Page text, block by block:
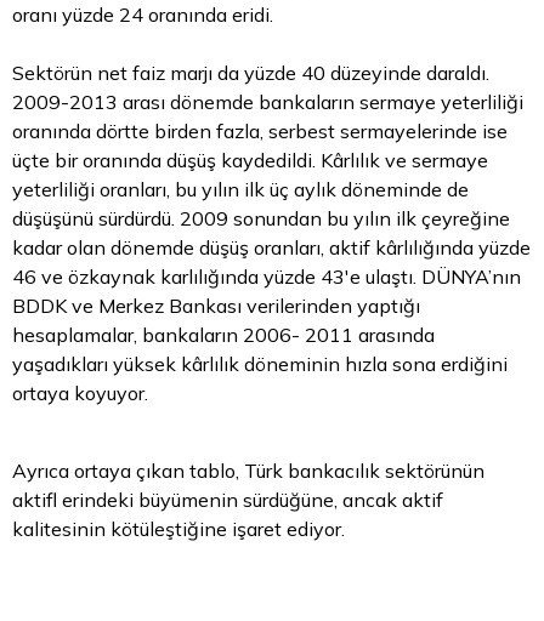
oranı yüzde 24 oranında eridi.
Sektörün net faiz marjı da yüzde 40 düzeyinde daraldı.
2009-2013 arası dönemde bankaların sermaye yeterliliği
oranında dörtte birden fazla, serbest sermayelerinde ise
üçte bir oranında düşüş kaydedildi. Kârlılık ve sermaye
yeterliliği oranları, bu yılın ilk üç aylık döneminde de
düşüşünü sürdürdü. 2009 sonundan bu yılın ilk çeyreğine
kadar olan dönemde düşüş oranları, aktif kârlılığında yüzde
46 ve özkaynak karlılığında yüzde 43'e ulaştı. DÜNYA’nın
BDDK ve Merkez Bankası verilerinden yaptığı
hesaplamalar, bankaların 2006- 2011 arasında
yaşadıkları yüksek kârlılık döneminin hızla sona erdiğini
ortaya koyuyor.
Ayrıca ortaya çıkan tablo, Türk bankacılık sektörünün
aktifl erindeki büyümenin sürdüğüne, ancak aktif
kalitesinin kötüleştiğine işaret ediyor.